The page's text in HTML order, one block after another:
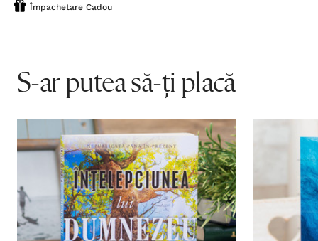
Împachetare Cadou
S-ar putea să-ți placă